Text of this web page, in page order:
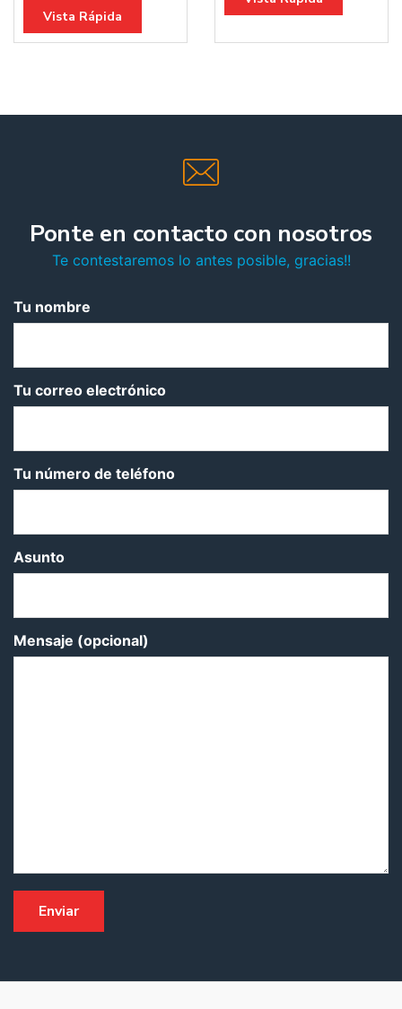
Vista Rápida
Ponte en contacto con nosotros
Te contestaremos lo antes posible, gracias!!
Tu nombre
Tu correo electrónico
Tu número de teléfono
Asunto
Mensaje (opcional)